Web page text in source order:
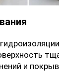
и